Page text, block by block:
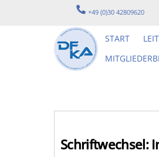
+49 (0)30 42809620
START
Schriftwechsel: